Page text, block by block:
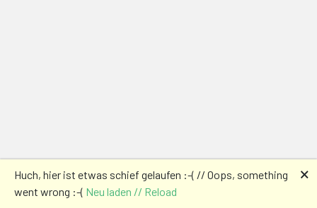
Huch, hier ist etwas schief gelaufen :-( // Oops, something
went wrong :-( Neu laden // Reload
🗙